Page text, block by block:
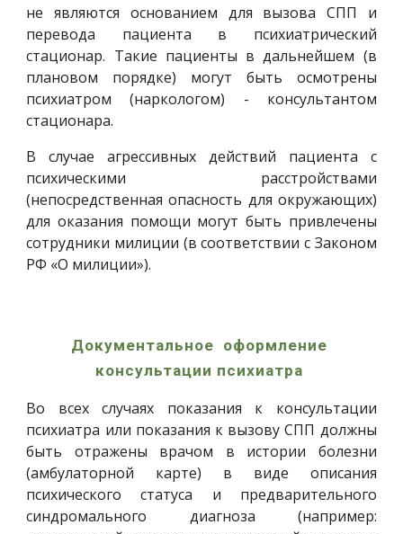
не являются основанием для вызова СПП и
перевода пациента в психиатрический
стационар. Такие пациенты в дальнейшем (в
плановом порядке) могут быть осмотрены
психиатром (наркологом) - консультантом
стационара.
В случае агрессивных действий пациента с
психическими расстройствами
(непосредственная опасность для окружающих)
для оказания помощи могут быть привлечены
сотрудники милиции (в соответствии с Законом
РФ «О милиции»).
Документальное  оформление
консультации психиатра
Во всех случаях показания к консультации
психиатра или показания к вызову СПП должны
быть отражены врачом в истории болезни
(амбулаторной карте) в виде описания
психического статуса и предварительного
синдромального диагноза (например: